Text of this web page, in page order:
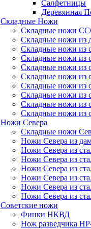
Салфетницы
Деревянная
Складные Ножи
Cкладные ножи
Складные ножи из
Складные ножи из
Складные ножи из
Складные ножи из
Складные ножи из
Складные ножи из
Складные ножи из
Складные ножи из
Складные ножи из
Ножи Севера
Складные ножи
Ножи Севера из
Ножи Севера из
Ножи Севера из
Ножи Севера из
Ножи Севера из
Ножи Севера из
Ножи Севера из
Советские ножи
Финки НКВД
Нож разведчика